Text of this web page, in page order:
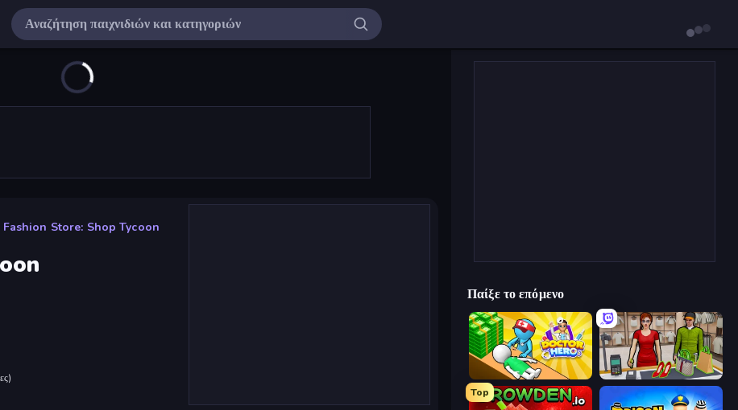
Fashion Store: Shop Tycoon
)
Παίξε το επόμενο
Doctor Hero Shop Master 3D
Top